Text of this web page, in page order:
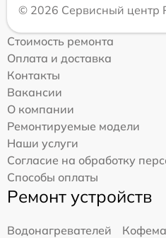
© 2026 Сервисный центр
Стоимость ремонта
Оплата и доставка
Контакты
Вакансии
О компании
Ремонтируемые модели
Наши услуги
Согласие на обработку
Способы оплаты
Ремонт устройств
Водонагревателей